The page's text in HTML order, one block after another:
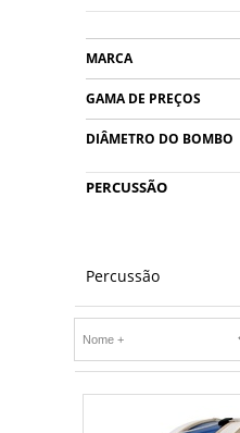
MARCA
GAMA DE PREÇOS
DIÂMETRO DO BOMBO
PERCUSSÃO
Percussão